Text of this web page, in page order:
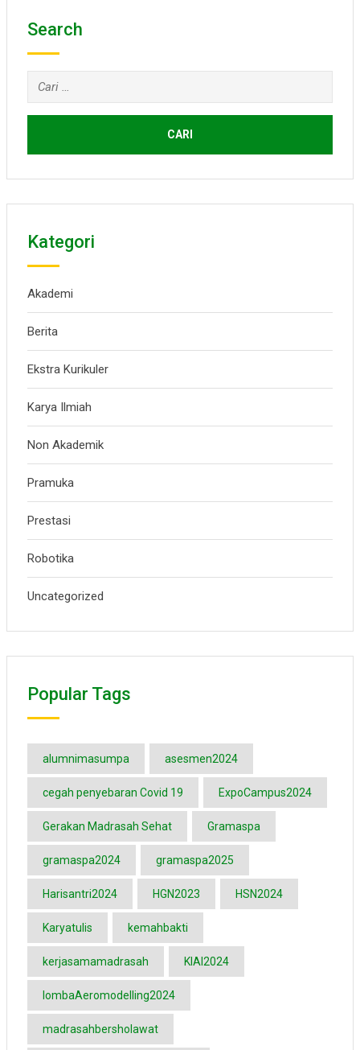
Search
Cari
untuk:
Kategori
Akademi
Berita
Ekstra Kurikuler
Karya Ilmiah
Non Akademik
Pramuka
Prestasi
Robotika
Uncategorized
Popular Tags
alumnimasumpa asesmen2024
cegah penyebaran Covid 19 ExpoCampus2024
Gerakan Madrasah Sehat Gramaspa
gramaspa2024 gramaspa2025
Harisantri2024 HGN2023 HSN2024
Karyatulis kemahbakti
kerjasamamadrasah KIAI2024
lombaAeromodelling2024
madrasahbersholawat